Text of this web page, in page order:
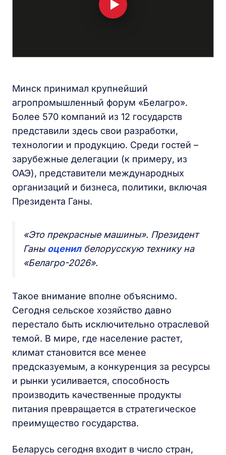
Минск принимал крупнейший
агропромышленный форум «Белагро».
Более 570 компаний из 12 государств
представили здесь свои разработки,
технологии и продукцию. Среди гостей –
зарубежные делегации (к примеру, из
ОАЭ), представители международных
организаций и бизнеса, политики, включая
Президента Ганы.
«Это прекрасные машины». Президент
Ганыоценилбелорусскую технику на
«Белагро-2026».
Такое внимание вполне объяснимо.
Сегодня сельское хозяйство давно
перестало быть исключительно отраслевой
темой. В мире, где население растет,
климат становится все менее
предсказуемым, а конкуренция за ресурсы
и рынки усиливается, способность
производить качественные продукты
питания превращается в стратегическое
преимущество государства.
Беларусь сегодня входит в число стран,